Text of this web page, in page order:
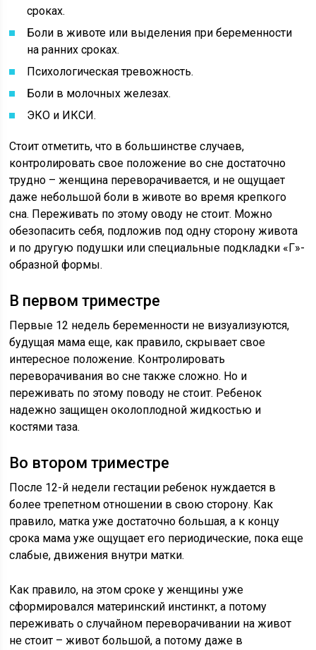
сроках.
Боли в животе или выделения при беременности
на ранних сроках.
Психологическая тревожность.
Боли в молочных железах.
ЭКО и ИКСИ.
Стоит отметить, что в большинстве случаев,
контролировать свое положение во сне достаточно
трудно – женщина переворачивается, и не ощущает
даже небольшой боли в животе во время крепкого
сна. Переживать по этому оводу не стоит. Можно
обезопасить себя, подложив под одну сторону живота
и по другую подушки или специальные подкладки «Г»-
образной формы.
В первом триместре
Первые 12 недель беременности не визуализуются,
будущая мама еще, как правило, скрывает свое
интересное положение. Контролировать
переворачивания во сне также сложно. Но и
переживать по этому поводу не стоит. Ребенок
надежно защищен околоплодной жидкостью и
костями таза.
Во втором триместре
После 12-й недели гестации ребенок нуждается в
более трепетном отношении в свою сторону. Как
правило, матка уже достаточно большая, а к концу
срока мама уже ощущает его периодические, пока еще
слабые, движения внутри матки.
Как правило, на этом сроке у женщины уже
сформировался материнский инстинкт, а потому
переживать о случайном переворачивании на живот
не стоит – живот большой, а потому даже в